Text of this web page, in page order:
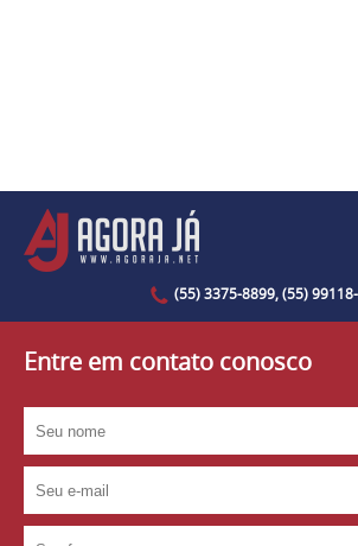
(55) 3375-8899, (55)
Entre em contato conosco